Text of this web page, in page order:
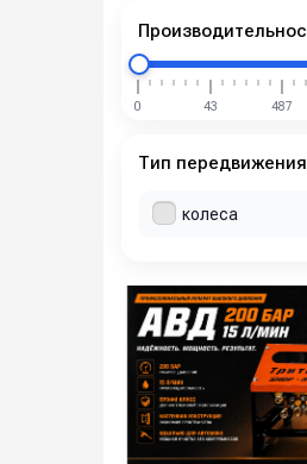
0 43 487
Тип передвижения
колеса